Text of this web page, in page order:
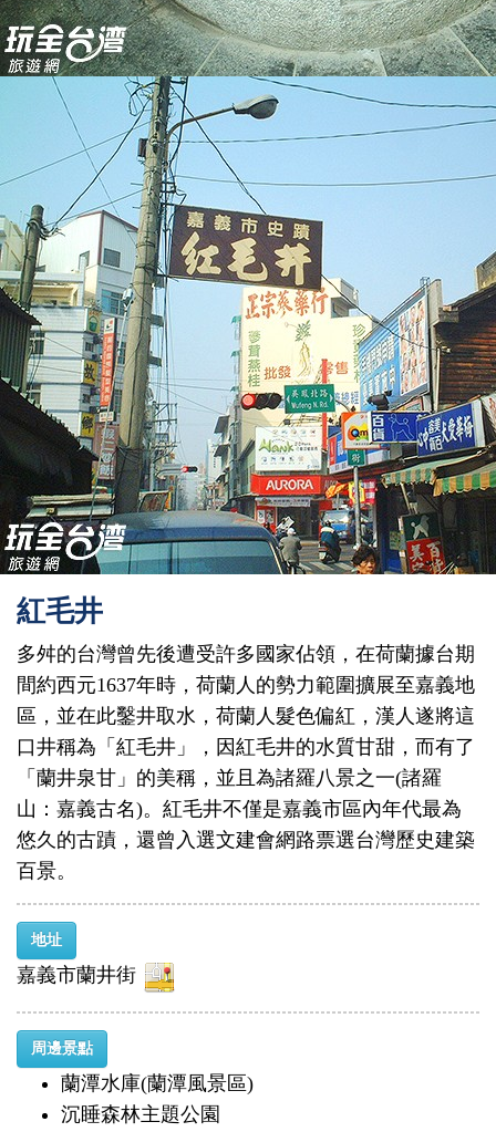
紅毛井
多舛的台灣曾先後遭受許多國家佔領，在荷蘭據台期
間約西元1637年時，荷蘭人的勢力範圍擴展至嘉義地
區，並在此鑿井取水，荷蘭人髮色偏紅，漢人遂將這
口井稱為「紅毛井」，因紅毛井的水質甘甜，而有了
「蘭井泉甘」的美稱，並且為諸羅八景之一(諸羅
山：嘉義古名)。紅毛井不僅是嘉義市區內年代最為
悠久的古蹟，還曾入選文建會網路票選台灣歷史建築
百景。
地址
嘉義市蘭井街
周邊景點
蘭潭水庫(蘭潭風景區)
沉睡森林主題公園